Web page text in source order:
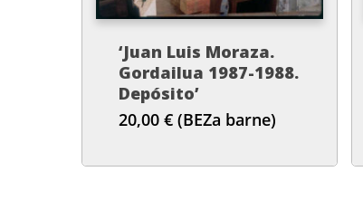
‘Juan Luis Moraza.
Gordailua 1987-1988.
Depósito’
20,00 € (BEZa barne)